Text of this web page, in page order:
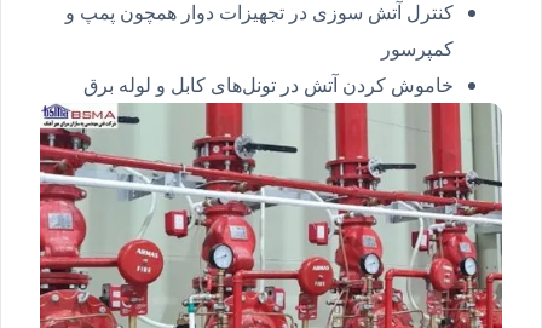
کنترل آتش سوزی در تجهیزات دوار همچون پمپ و
کمپرسور
خاموش کردن آتش در تونل‌های کابل و لوله برق